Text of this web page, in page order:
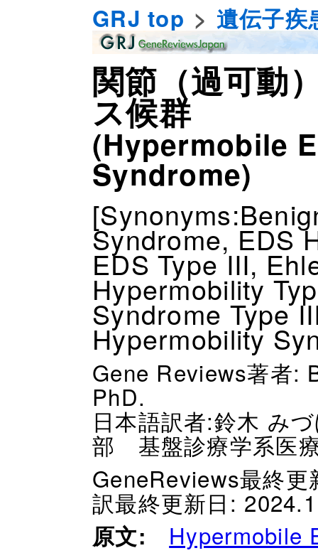
GRJ top 遺伝子疾
関節（過可動
ス候群
(Hypermobile
Syndrome)
Syndrome, EDS
EDS Type III,
Hypermobility
Syndrome Type
Hypermobility
Gene Reviews著者:
PhD.
日本語訳者:鈴木 み
部 基盤診療学系医
GeneReviews最終
訳最終更新日:
原文: Hypermobile